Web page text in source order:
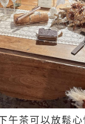
午茶可以放鬆